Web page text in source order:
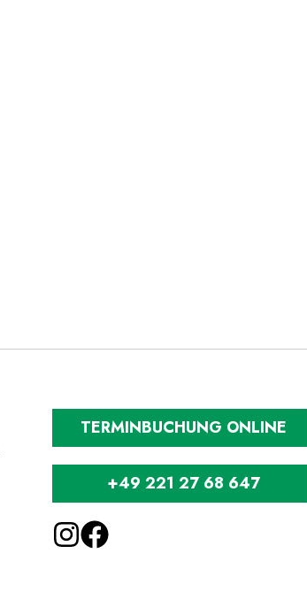
TERMINBUCHUNG ONLINE
+49 221 27 68 647
INSTAGRAM
FACEBOOK